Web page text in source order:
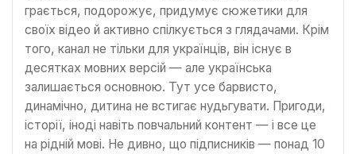
грається, подорожує, придумує сюжетики для
своїх відео й активно спілкується з глядачами. Крім
того, канал не тільки для українців, він існує в
десятках мовних версій — але українська
залишається основною. Тут усе барвисто,
динамічно, дитина не встигає нудьгувати. Пригоди,
історії, іноді навіть повчальний контент — і все це
на рідній мові. Не дивно, що підписників — понад 10